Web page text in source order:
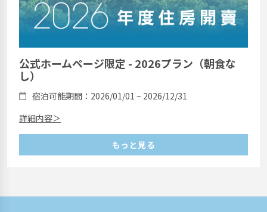
公式ホームページ限定 - 2026プラン（朝食な
し）
宿泊可能期間：2026/01/01 ~ 2026/12/31
詳細内容＞
もっと見る